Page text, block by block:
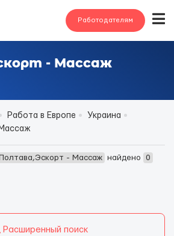
Работодателям
- Массаж
Работа в Европе
Украина
- Массаж найдено
0
Расширенный поиск